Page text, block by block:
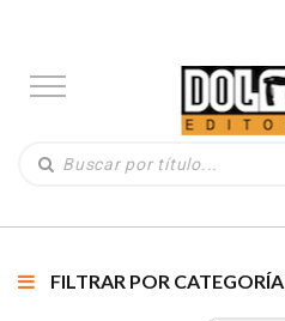
FILTRAR POR CATEGORÍA